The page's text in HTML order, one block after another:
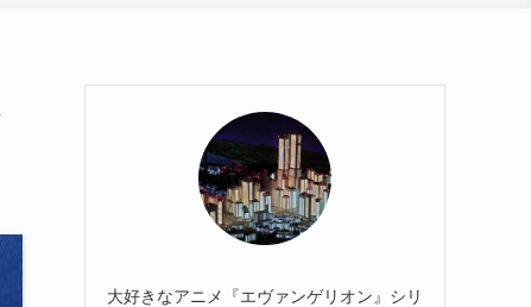
大好きなアニメ『エヴァンゲリオン』シリ